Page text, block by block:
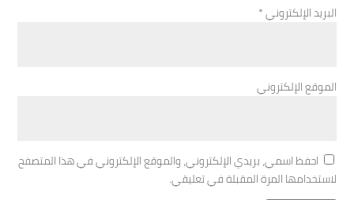
البريد الإلكتروني*
الموقع الإلكتروني
احفظ اسمي، بريدي الإلكتروني، والموقع الإلكتروني في هذا المتصفح
لاستخدامها المرة المقبلة في تعليقي.